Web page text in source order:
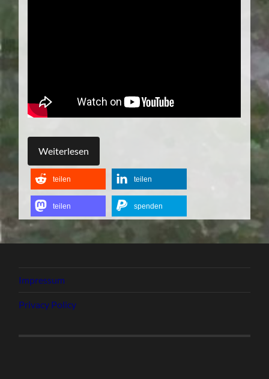
Weiterlesen
teilen teilen
teilen spenden
Impressum
Privacy Policy